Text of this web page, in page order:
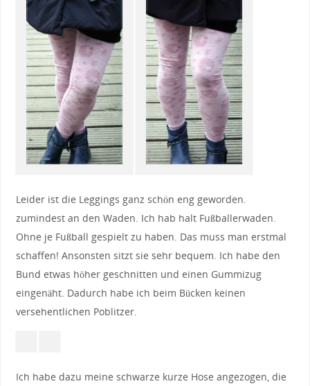
Leider ist die Leggings ganz schön eng geworden.
zumindest an den Waden. Ich hab halt Fußballerwaden.
Ohne je Fußball gespielt zu haben. Das muss man erstmal
schaffen! Ansonsten sitzt sie sehr bequem. Ich habe den
Bund etwas höher geschnitten und einen Gummizug
eingenäht. Dadurch habe ich beim Bücken keinen
versehentlichen Poblitzer.
Ich habe dazu meine schwarze kurze Hose angezogen, die